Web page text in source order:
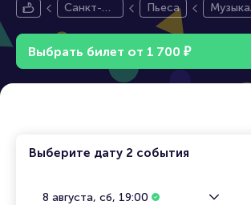
Санкт-П
Пьеса
Выбрать билет от 1 700 ₽
Выберите дату 2 события
8 августа, сб, 19:00